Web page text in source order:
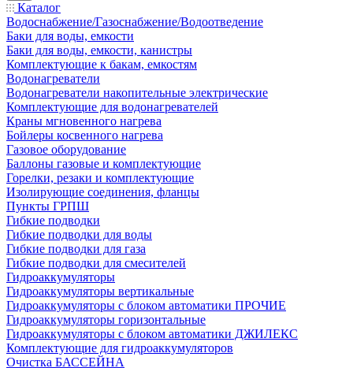
Каталог
Водоснабжение/Газоснабжение/Водоотведение
Баки для воды, емкости
Баки для воды, емкости, канистры
Комплектующие к бакам, емкостям
Водонагреватели
Водонагреватели накопительные электрические
Комплектующие для водонагревателей
Краны мгновенного нагрева
Бойлеры косвенного нагрева
Газовое оборудование
Баллоны газовые и комплектующие
Горелки, резаки и комплектующие
Изолирующие соединения, фланцы
Пункты ГРПШ
Гибкие подводки
Гибкие подводки для воды
Гибкие подводки для газа
Гибкие подводки для смесителей
Гидроаккумуляторы
Гидроаккумуляторы вертикальные
Гидроаккумуляторы с блоком автоматики ПРОЧИЕ
Гидроаккумуляторы горизонтальные
Гидроаккумуляторы с блоком автоматики ДЖИЛЕКС
Комплектующие для гидроаккумуляторов
Очистка БАССЕЙНА